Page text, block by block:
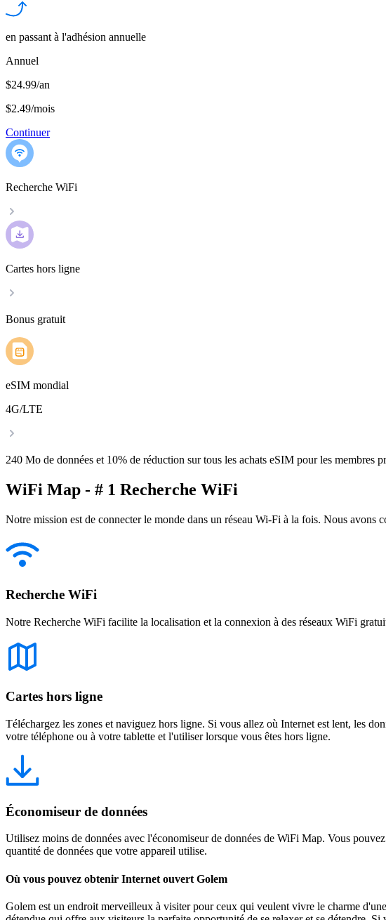
en passant à l'adhésion annuelle
Annuel
$24.99/an
$2.49/mois
Continuer
Recherche WiFi
Cartes hors ligne
Bonus gratuit
eSIM mondial
4G/LTE
240 Mo de données et 10% de réduction sur tous les achats eSIM pour les membres
WiFi Map - # 1 Recherche WiFi
Notre mission est de connecter le monde dans un réseau Wi-Fi à la fois. Nous
Recherche WiFi
Notre Recherche WiFi facilite la localisation et la connexion à des réseaux WiFi
Cartes hors ligne
Téléchargez les zones et naviguez hors ligne. Si vous allez où Internet est lent, les
votre téléphone ou à votre tablette et l'utiliser lorsque vous êtes hors ligne.
Économiseur de données
Utilisez moins de données avec l'économiseur de données de WiFi Map. Vous
quantité de données que votre appareil utilise.
Où vous pouvez obtenir Internet ouvert Golem
Golem est un endroit merveilleux à visiter pour ceux qui veulent vivre le charme